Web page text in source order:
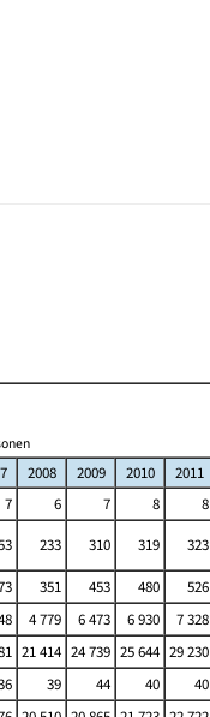
2008 2009 2010
2011
7 6 7 8
8
233 310 319
323
351 453 480
526
4 779 6 473 6 930
7 328
21 414 24 739 25 644 29 230
39 44 40
40